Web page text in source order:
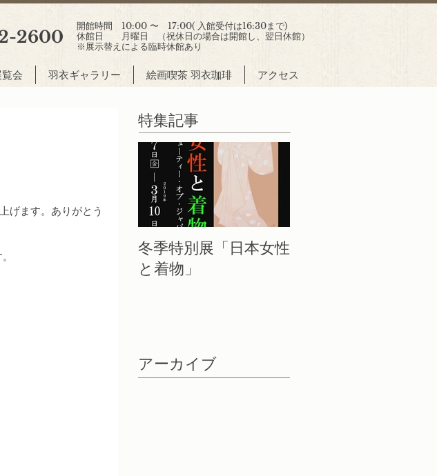
2600
開館時間 10:00 〜 17:00( 入館受付は16:30まで)
休館日 月曜日 （祝休日の場合は開館し、翌日休館）
※展示替えによる臨時休館あり
覧会 羽衣ギャラリー 絵画喫茶 羽衣珈琲 アクセス
げます。ありがとう
特集記事
冬季特別展「日本女性
と着物」
アーカイブ